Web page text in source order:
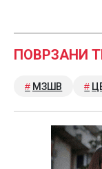
ПОВРЗАНИ
МЗШВ